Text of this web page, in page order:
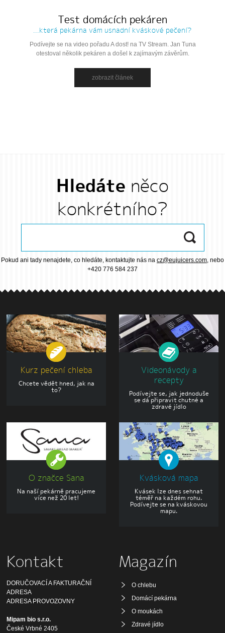
Test domácích pekáren
...která pekárna vám usnadní kváskové pečení?
Podívejte se na video pořadu A dost! na TV Stream. Jan Tuna
otestoval několik pekáren a došel k zajímavým závěrům.
zobrazit článek
Hledáte něco
konkrétního?
Pokud ani tady nenajdete, co hledáte, kontaktujte nás na cz@eujuicers.com, nebo
+420 776 584 237
Kurz pečení chleba
Chcete vědět hned, jak na
to?
Videonávody a
recepty
Podívejte se, jak jednoduše
se dá připravit chutné a
zdravé jídlo
O značce Sana
Na naší pekárně pracujeme
více než 20 let!
Kvásková mapa
Kvásek lze dnes sehnat
téměř na každém rohu.
Podívejte se na kváskovou
mapu.
Kontakt
DORUČOVACÍ A FAKTURAČNÍ
ADRESA
ADRESA PROVOZOVNY
Mipam bio s.r.o.
České Vrbné 2405
Magazín
O chlebu
Domácí pekárna
O moukách
Zdravé jídlo